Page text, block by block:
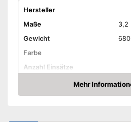
Hersteller
Maße
3,2
Gewicht
Farbe
Anzahl Einsätze
Anzahl Scheibenstärken
Mögliche Schnittformen
Mehr
Amazon